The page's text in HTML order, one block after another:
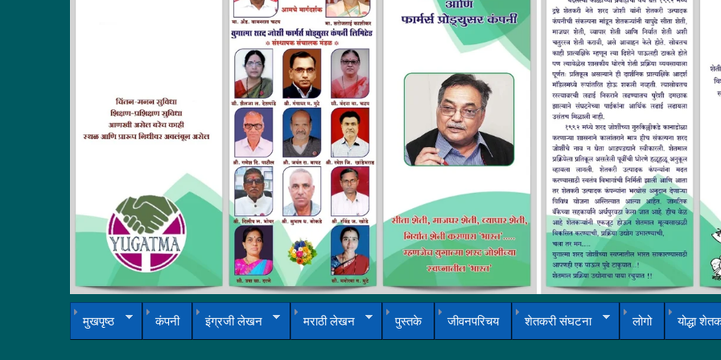
मुखपृष्ठ कंपनी इंग्रजी लेखन मराठी लेखन पुस्तके जीवनपरिचय शेतकरी संघटना लोगो योद्धा